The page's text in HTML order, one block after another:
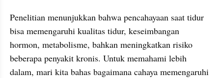
Penelitian menunjukkan bahwa pencahayaan saat tidur
bisa memengaruhi kualitas tidur, keseimbangan
hormon, metabolisme, bahkan meningkatkan risiko
beberapa penyakit kronis. Untuk memahami lebih
dalam, mari kita bahas bagaimana cahaya memengaruhi